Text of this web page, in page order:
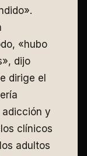
«hubo
dijo
dirige el
adicción y
clínicos
adultos